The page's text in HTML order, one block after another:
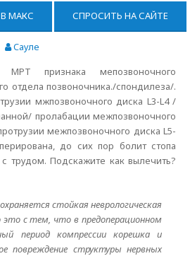
МАКС СПРОСИТЬ НА САЙТЕ
Cауле
МРТ признака мепозвоночного
отдела позвоночника./спондилеза/.
мжпозвоночного диска L3-L4 /
пролабации межпозвоночного
межпозвоночного диска L5-
до сих пор болит стопа
трудом. Подскажите как вылечить?
стойкая неврологическая
с тем, что в предоперационном
период компрессии корешка и
повреждение структуры нервных